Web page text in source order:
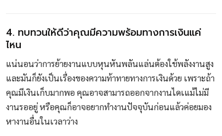
4. ทบทวนให้ดีว่าคุณมีความพร้อมทางการเงินแค่
ไหน
แน่นอนว่าการย้ายงานแบบหุนหันพลันแล่นต้องใช้พลังงานสูง
และมันก็ยังเป็นเรื่องของความท้าทายทางการเงินด้วย เพราะถ้า
คุณมีเงินเก็บมากพอ คุณอาจสามารถออกจากงานไดเแม้ไม่มี
งานรออยู่ หรือคุณก็อาจอยากทำงานปัจจุบันก่อนแล้วค่อยมอง
หางานอื่นในเวลาว่าง